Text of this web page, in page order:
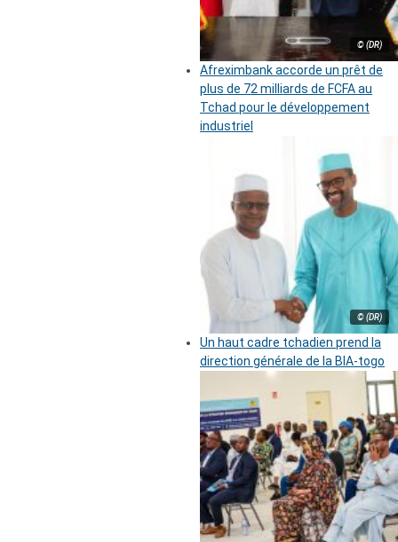
© (DR)
Afreximbank accorde un prêt de
plus de 72 milliards de FCFA au
Tchad pour le développement
industriel
© (DR)
Un haut cadre tchadien prend la
direction générale de la BIA-togo